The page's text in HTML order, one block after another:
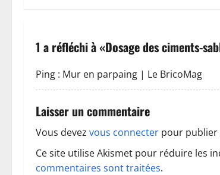
g
a
t
i
o
n
1 a réfléchi à «Dosage des ciments-
Ping : Mur en parpaing | Le BricoMag
Laisser un commentaire
Vous devez vous connecter pour publier
Ce site utilise Akismet pour réduire les
commentaires sont traitées.